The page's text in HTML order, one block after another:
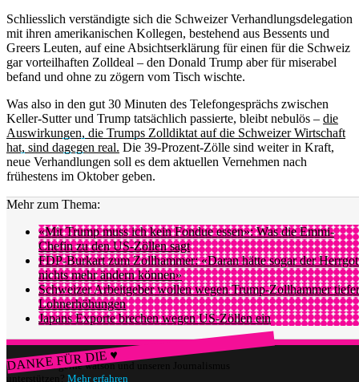
Schliesslich verständigte sich die Schweizer Verhandlungsdelegation
mit ihren amerikanischen Kollegen, bestehend aus Bessents und
Greers Leuten, auf eine Absichtserklärung für einen für die Schweiz
gar vorteilhaften Zolldeal – den Donald Trump aber für miserabel
befand und ohne zu zögern vom Tisch wischte.
Was also in den gut 30 Minuten des Telefongesprächs zwischen
Keller-Sutter und Trump tatsächlich passierte, bleibt nebulös – die
Auswirkungen, die Trumps Zolldiktat auf die Schweizer Wirtschaft
hat, sind dagegen real. Die 39-Prozent-Zölle sind weiter in Kraft,
neue Verhandlungen soll es dem aktuellen Vernehmen nach
frühestens im Oktober geben.
Mehr zum Thema:
«Mit Trump muss ich kein Fondue essen»: Was die Emmi-
Chefin zu den US-Zöllen sagt
FDP-Burkart zum Zollhammer: «Daran hätte sogar der
nichts mehr ändern können»
Schweizer Arbeitgeber wollen wegen Trump-Zollhammer
Lohnerhöhungen
Japans Exporte brechen wegen US-Zöllen ein
DANKE FÜR DIE ♥
Würdest du gerne watson und unseren Journalismus
unterstützen? Mehr erfahren